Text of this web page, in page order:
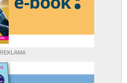
REKLAMA